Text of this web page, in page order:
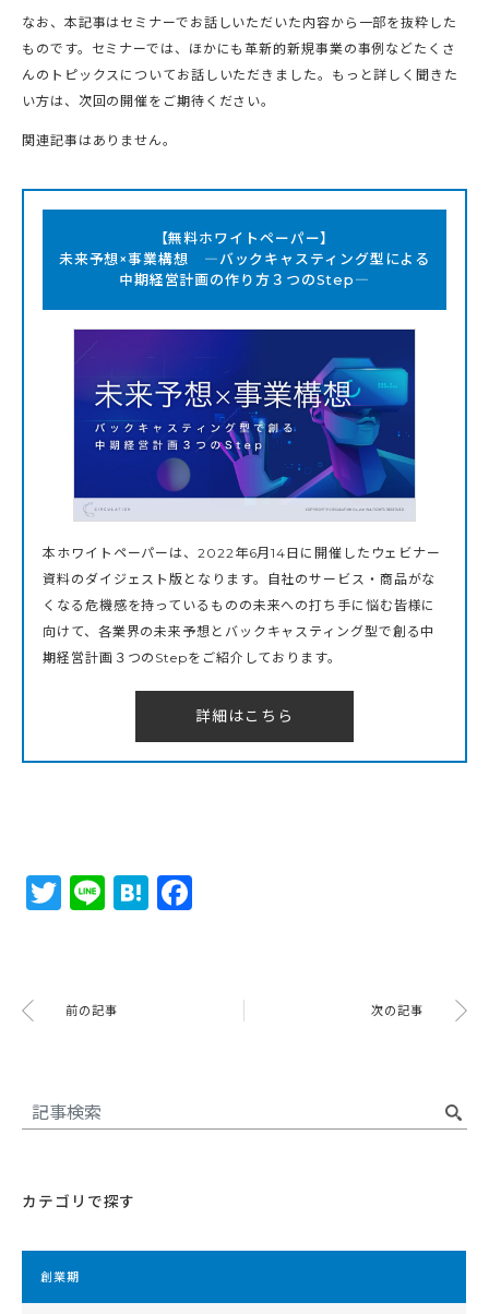
なお、本記事はセミナーでお話しいただいた内容から一部を抜粋した
ものです。セミナーでは、ほかにも革新的新規事業の事例などたくさ
んのトピックスについてお話しいただきました。もっと詳しく聞きた
い方は、次回の開催をご期待ください。
関連記事はありません。
【無料ホワイトペーパー】
未来予想×事業構想 ―バックキャスティング型による
中期経営計画の作り方３つのStep―
本ホワイトペーパーは、2022年6月14日に開催したウェビナー
資料のダイジェスト版となります。自社のサービス・商品がな
くなる危機感を持っているものの未来への打ち手に悩む皆様に
向けて、各業界の未来予想とバックキャスティング型で創る中
期経営計画３つのStepをご紹介しております。
詳細はこちら
Twitter
LineHatena
前の記事 次の記事
カテゴリで探す
創業期